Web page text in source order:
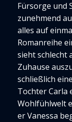
Fürsorge und
zunehmend
alles auf
Romanreihe
sieht schlecht
Zuhause
schließlich
Tochter Carla
Wohlfühlwelt
er Vanessa